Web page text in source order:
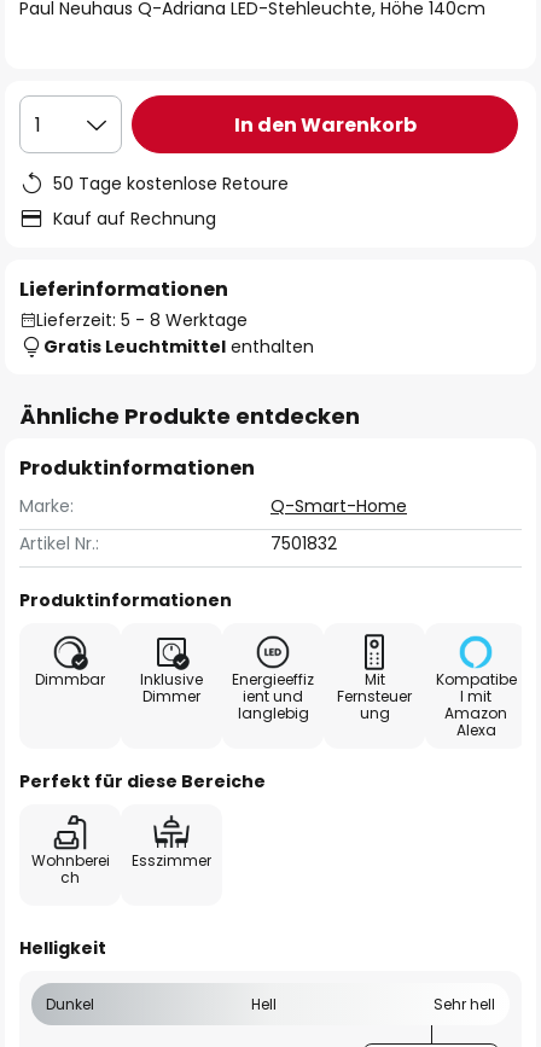
Paul Neuhaus Q-Adriana LED-Stehleuchte, Höhe 140cm
1 In den Warenkorb
50 Tage kostenlose Retoure
Kauf auf Rechnung
Lieferinformationen
Lieferzeit: 5 - 8 Werktage
Gratis Leuchtmittel enthalten
Ähnliche Produkte entdecken
Produktinformationen
Marke:
Q-Smart-Home
Artikel Nr.:
7501832
Produktinformationen
Dimmbar
Inklusive
Dimmer
Energieeffiz
ient und
langlebig
Mit
Fernsteuer
ung
Kompatibe
l mit
Amazon
Alexa
Perfekt für diese Bereiche
Wohnberei
ch
Esszimmer
Helligkeit
Dunkel Hell Sehr hell